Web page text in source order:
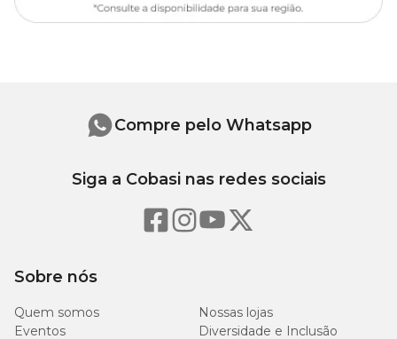
Sobre nós
Quem somos
Nossas lojas
Eventos
Diversidade e Inclusão
Compre pelo Whatsapp
Siga a Cobasi nas redes sociais